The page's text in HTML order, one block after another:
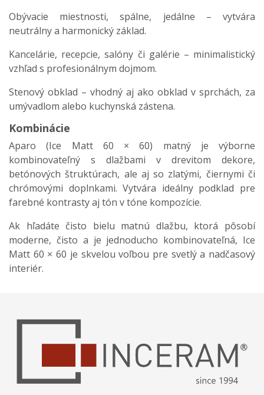
Obývacie miestnosti, spálne, jedálne – vytvára
neutrálny a harmonický základ.
Kancelárie, recepcie, salóny či galérie – minimalistický
vzhľad s profesionálnym dojmom.
Stenový obklad – vhodný aj ako obklad v sprchách, za
umývadlom alebo kuchynská zástena.
Kombinácie
Aparo (Ice Matt 60 × 60) matný je výborne
kombinovateľný s dlažbami v drevitom dekore,
betónových štruktúrach, ale aj so zlatými, čiernymi či
chrómovými doplnkami. Vytvára ideálny podklad pre
farebné kontrasty aj tón v tóne kompozície.
Ak hľadáte čisto bielu matnú dlažbu, ktorá pôsobí
moderne, čisto a je jednoducho kombinovateľná, Ice
Matt 60 × 60 je skvelou voľbou pre svetlý a nadčasový
interiér.